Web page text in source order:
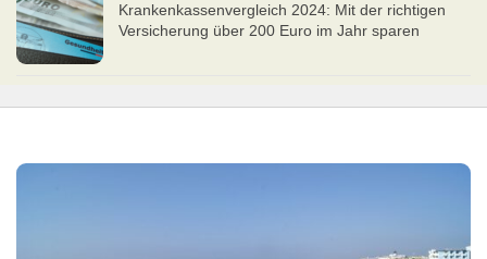
Kran­ken­kas­senvergleich 2024: Mit der richtigen
Ver­si­che­rung über 200 Euro im Jahr sparen